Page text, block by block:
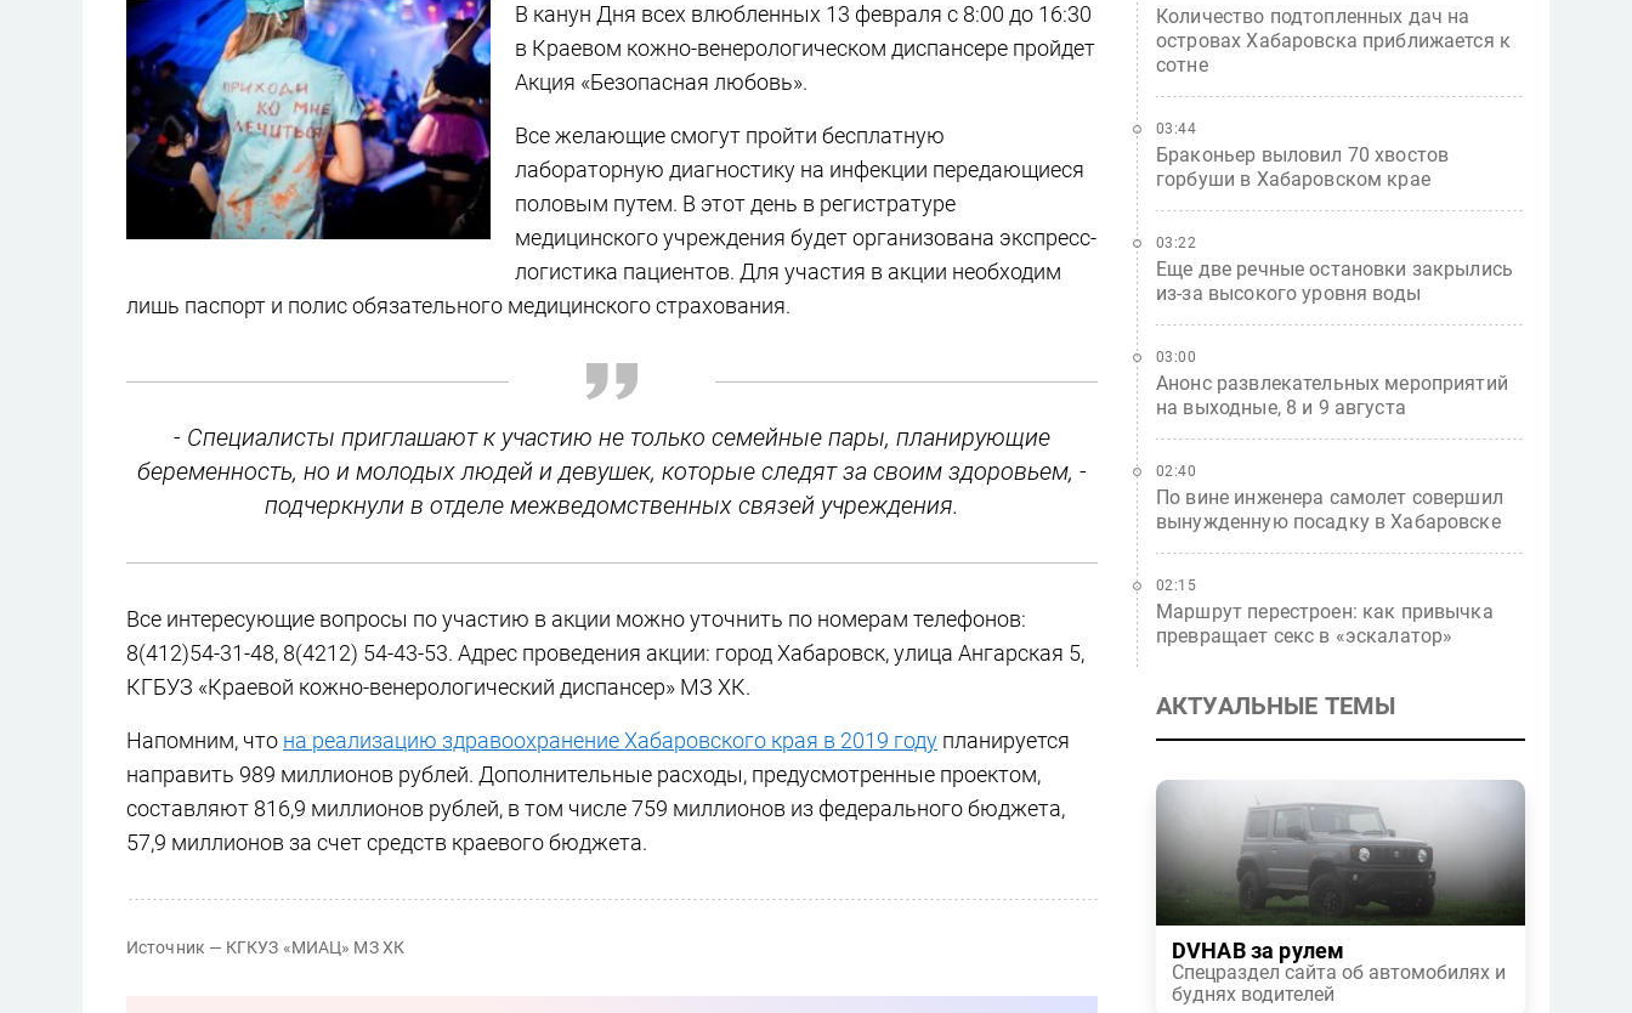
В канун Дня всех влюбленных 13 февраля с 8:00 до 16:30
в Краевом кожно-венерологическом диспансере пройдет
Акция «Безопасная любовь».
Все желающие смогут пройти бесплатную
лабораторную диагностику на инфекции передающиеся
половым путем. В этот день в регистратуре
медицинского учреждения будет организована экспресс-
логистика пациентов. Для участия в акции необходим
лишь паспорт и полис обязательного медицинского страхования.
- Специалисты приглашают к участию не только семейные пары, планирующие
беременность, но и молодых людей и девушек, которые следят за своим здоровьем, -
подчеркнули в отделе межведомственных связей учреждения.
Все интересующие вопросы по участию в акции можно уточнить по номерам телефонов:
8(412)54-31-48, 8(4212) 54-43-53. Адрес проведения акции: город Хабаровск, улица Ангарская 5,
КГБУЗ «Краевой кожно-венерологический диспансер» МЗ ХК.
Напомним, что на реализацию здравоохранение Хабаровского края в 2019 году планируется
направить 989 миллионов рублей. Дополнительные расходы, предусмотренные проектом,
составляют 816,9 миллионов рублей, в том числе 759 миллионов из федерального бюджета,
57,9 миллионов за счет средств краевого бюджета.
Источник — КГКУЗ «МИАЦ» МЗ ХК
Количество подтопленных дач на
островах Хабаровска приближается к
сотне
Браконьер выловил 70 хвостов
горбуши в Хабаровском крае
03:44
Еще две речные остановки закрылись
из-за высокого уровня воды
03:22
Анонс развлекательных мероприятий
на выходные, 8 и 9 августа
03:00
По вине инженера самолет совершил
вынужденную посадку в Хабаровске
02:40
Маршрут перестроен: как привычка
превращает секс в «эскалатор»
02:15
АКТУАЛЬНЫЕ ТЕМЫ
DVHAB за рулем
Спецраздел сайта об автомобилях и
буднях водителей